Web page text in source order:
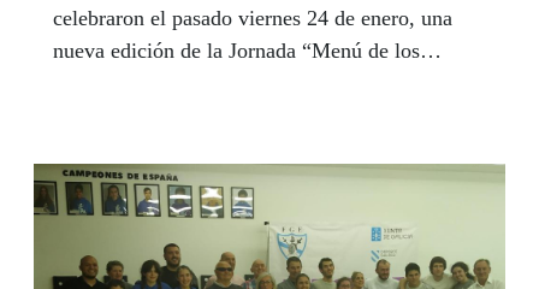
celebraron el pasado viernes 24 de enero, una
nueva edición de la Jornada “Menú de los
por técnicos de la ONCE.